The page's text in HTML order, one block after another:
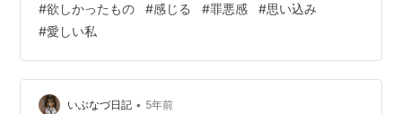
しい 認められたい 褒めてもらいたい 愛されたい 愛して
ほしい 負けたくない 勝ちたい 手に入れたい 自分だけを
見て欲しい それは分かるんだけど… それよりもまだ何か
あるな… 喜んでもらえたら嬉しい。 自分のしたこと出来
たこと（行動）で 喜んでもらえたら嬉しい。 したことや
#欲しかったもの #感じる #罪悪感 #思い込み
#愛しい私
いぶなづ日記 • 5年前